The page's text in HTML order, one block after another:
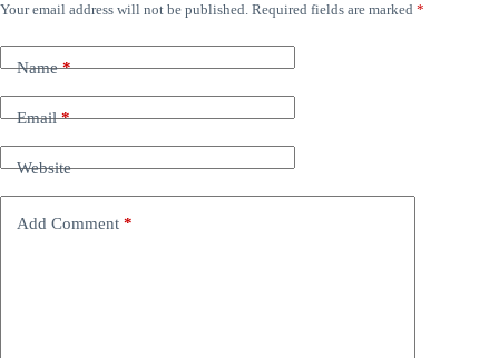
Your email address will not be published. Required fields are marked *
Name*
Email*
Website
Add Comment *